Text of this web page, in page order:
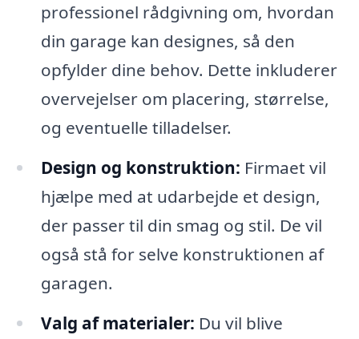
professionel rådgivning om, hvordan
din garage kan designes, så den
opfylder dine behov. Dette inkluderer
overvejelser om placering, størrelse,
og eventuelle tilladelser.
Design og konstruktion: Firmaet vil
hjælpe med at udarbejde et design,
der passer til din smag og stil. De vil
også stå for selve konstruktionen af
garagen.
Valg af materialer: Du vil blive